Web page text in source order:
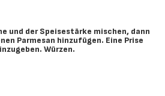
und der Speisestärke mischen, dann
Parmesan hinzufügen. Eine Prise
Würzen.